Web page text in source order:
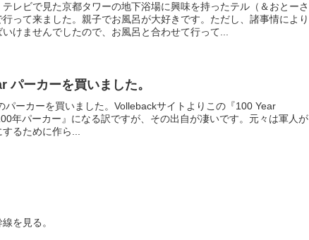
レビで見た京都タワーの地下浴場に興味を持ったテル（＆おとーさ
って来ました。親子でお風呂が大好きです。ただし、諸事情により
けませんでしたので、お風呂と合わせて行って...
パーカーを買いました。
パーカーを買いました。Vollebackサイトよりこの『100 Year
年パーカー』になる訳ですが、その出自が凄いです。元々は軍人が
るために作ら...
を見る。